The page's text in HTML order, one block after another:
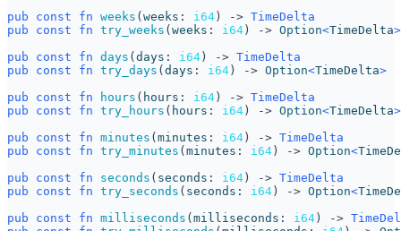
pub
const fn weeks ( weeks : i64 ) -> TimeDelta
pub
const fn try_weeks ( weeks : i64 ) -> Option<TimeDelta>
pub
const fn days ( days : i64 ) -> TimeDelta
pub
const fn try_days ( days : i64 ) -> Option<TimeDelta>
pub
const fn hours ( hours : i64 ) -> TimeDelta
pub
const fn try_hours ( hours : i64 ) -> Option<TimeDelta>
pub
const fn minutes ( minutes : i64 ) -> TimeDelta
pub
const fn try_minutes ( minutes : i64 ) -> Option<
pub
const fn seconds ( seconds : i64 ) -> TimeDelta
pub
const fn try_seconds ( seconds : i64 ) -> Option<
pub
const fn milliseconds ( milliseconds : i64 ) ->